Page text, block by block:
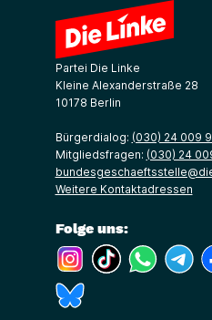
Partei Die Linke
Kleine Alexanderstraße 28
10178 Berlin
Bürgerdialog: (030) 24 009
Mitgliedsfragen: (030) 24
Weitere Kontaktadressen
Folge uns:
(Link öffnet ein neues
(Link öffnet ein
(Link